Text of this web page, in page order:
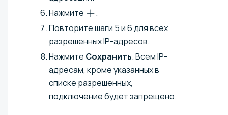
Нажмите
.
Повторите шаги 5 и 6 для всех
разрешенных IP-адресов.
Нажмите Сохранить. Всем IP-
адресам, кроме указанных в
списке разрешенных,
подключение будет запрещено.